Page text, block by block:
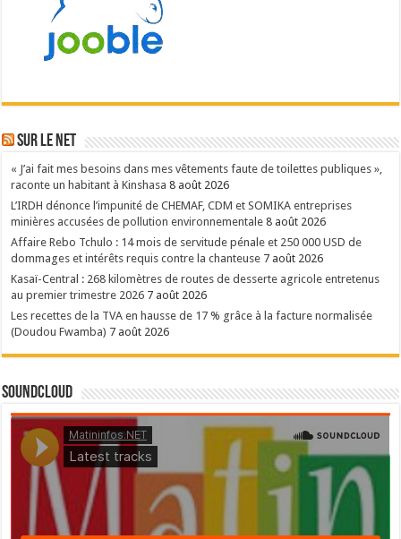
Sur le NET
« J’ai fait mes besoins dans mes vêtements faute de toilettes publiques »,
raconte un habitant à Kinshasa 8 août 2026
L’IRDH dénonce l’impunité de CHEMAF, CDM et SOMIKA entreprises
minières accusées de pollution environnementale 8 août 2026
Affaire Rebo Tchulo : 14 mois de servitude pénale et 250 000 USD de
dommages et intérêts requis contre la chanteuse 7 août 2026
Kasaï-Central : 268 kilomètres de routes de desserte agricole entretenus
au premier trimestre 2026 7 août 2026
Les recettes de la TVA en hausse de 17 % grâce à la facture normalisée
(Doudou Fwamba) 7 août 2026
SoundCloud